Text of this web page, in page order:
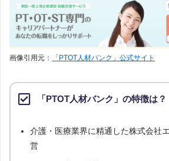
画像引用元： 「PTOT人材バンク」公式サイト
「PTOT人材バンク」の特徴は？
介護・医療業界に精通した株式会社
営